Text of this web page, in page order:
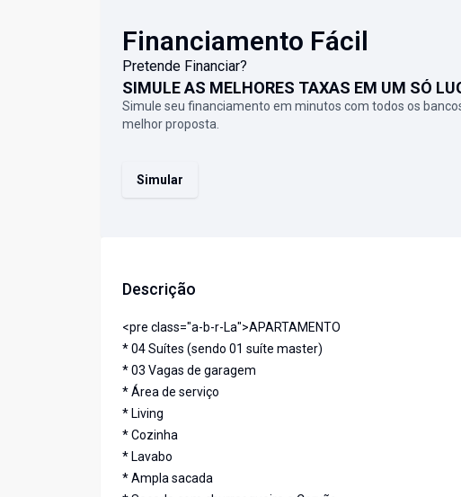
Financiamento Fácil
Pretende Financiar?
SIMULE AS MELHORES TAXAS EM UM SÓ
Simule seu financiamento em minutos com todos os
melhor proposta.
Simular
Descrição
<pre class="a-b-r-La">APARTAMENTO
* 04 Suítes (sendo 01 suíte master)
* 03 Vagas de garagem
* Área de serviço
* Living
* Cozinha
* Lavabo
* Ampla sacada